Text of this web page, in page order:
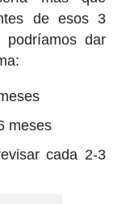
de esos 3
podríamos dar
meses
cada 2-3